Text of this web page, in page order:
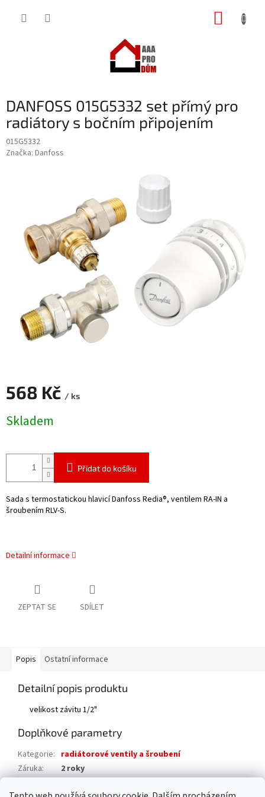
DANFOSS 015G5332 set přímý pro
radiátory s bočním připojením
015G5332
Značka: Danfoss
568 Kč / ks
cena:
Skladem
Přidat do košíku
Sada s termostatickou hlavicí Danfoss Redia®, ventilem RA-IN a
šroubením RLV-S.
Detailní informace
ZEPTAT SE SDÍLET
Popis Ostatní informace
Detailní popis produktu
velikost závitu 1/2"
Doplňkové parametry
Kategorie: radiátorové ventily a šroubení
Záruka:
2 roky